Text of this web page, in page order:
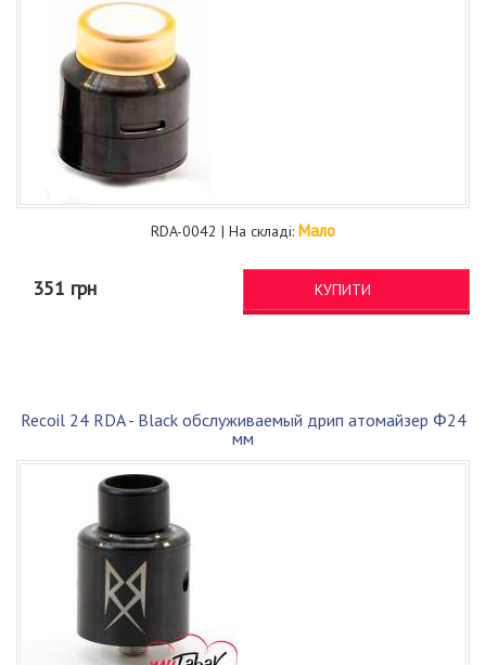
RDA-0042 | На складі: Мало
351 грн КУПИТИ
Recoil 24 RDA - Black обслуживаемый дрип атомайзер Φ24
мм